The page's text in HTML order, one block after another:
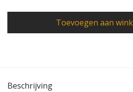
Toevoegen aan
Beschrijving